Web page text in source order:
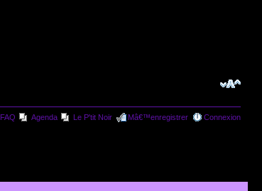
FAQ Agenda Le P'tit Noir Mâ€™enregistrer Connexion